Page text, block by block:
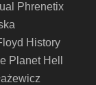
Phrenetix
History
Planet Hell